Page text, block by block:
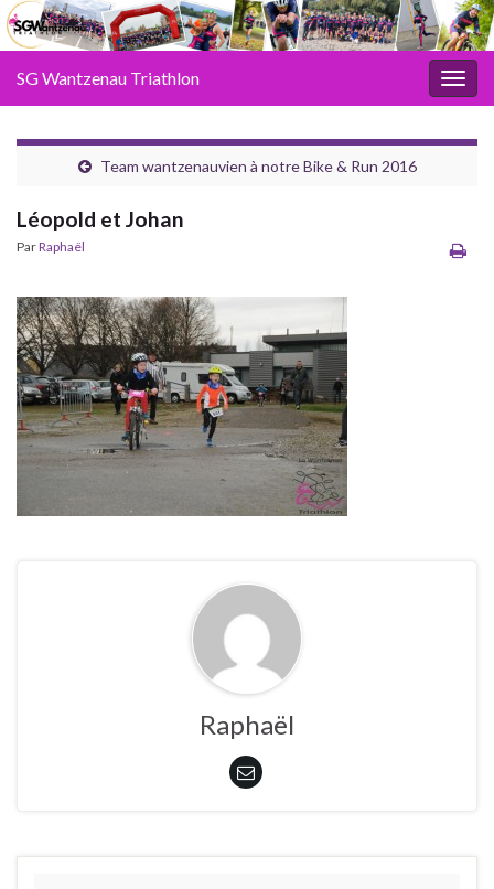
SG Wantzenau Triathlon
Team wantzenauvien à notre Bike & Run 2016
Léopold et Johan
ParRaphaël
Raphaël